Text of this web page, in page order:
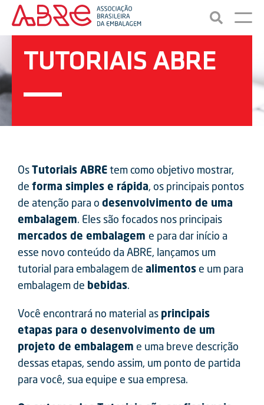
TUTORIAIS ABRE
OsTutoriais ABREtem como objetivo mostrar,
de forma simples e rápida, os principais pontos
de atenção para o desenvolvimento de uma
embalagem. Eles são focados nos principais
mercados de embalagem e para dar início a
esse novo conteúdo da ABRE, lançamos um
tutorial para embalagem de alimentose um para
embalagem de bebidas.
Você encontrará no material as principais
etapas para o desenvolvimento de um
projeto de embalagem e uma breve descrição
dessas etapas, sendo assim, um ponto de partida
para você, sua equipe e sua empresa.